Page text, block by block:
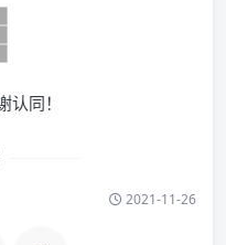
同！
2021-11-26